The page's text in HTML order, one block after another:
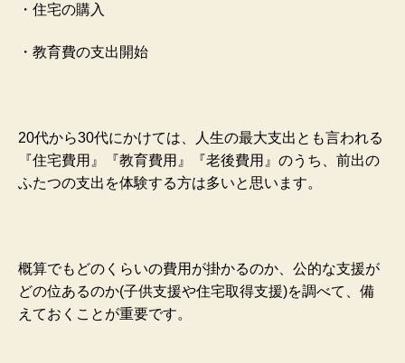
・住宅の購入
・教育費の支出開始
20代から30代にかけては、人生の最大支出とも言われる
『住宅費用』『教育費用』『老後費用』のうち、前出の
ふたつの支出を体験する方は多いと思います。
概算でもどのくらいの費用が掛かるのか、公的な支援が
どの位あるのか(子供支援や住宅取得支援)を調べて、備
えておくことが重要です。